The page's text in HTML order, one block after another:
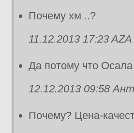
Почему хм ..?
11.12.2013 17:23 AZA
Да потому что
12.12.2013 09:58
Почему? Цена-